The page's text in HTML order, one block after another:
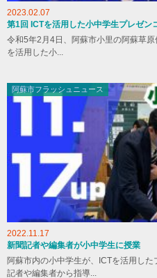
2023.02.07
第1回 ICTを活用した小中学生プレゼン
令和5年2月4日、阿蘇市小里の阿蘇草
を活用した小...
阿蘇市フラッシュニュース
2022.11.17
新聞記者や編集者が小中学生に授業
阿蘇市内の小中学生が、ICTを活用し
記者や編集者から指導...